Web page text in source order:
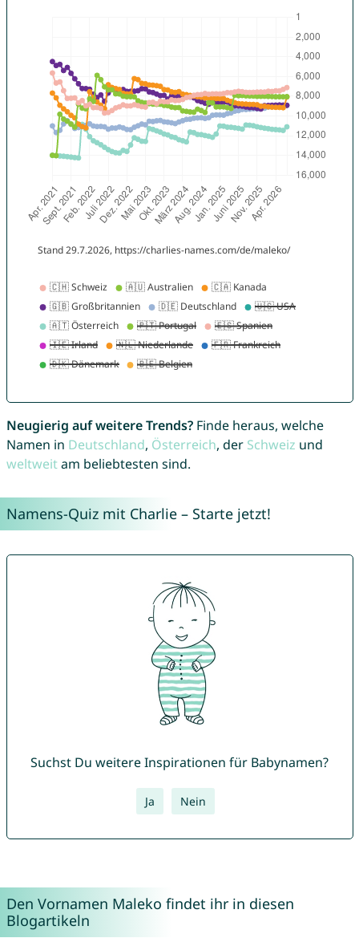
Neugierig auf weitere Trends?Finde heraus, welche
Namen in Deutschland, Österreich, der Schweiz und
weltweitam beliebtesten sind.
Namens-Quiz mit Charlie – Starte jetzt!
Suchst Du weitere Inspirationen für Babynamen?
Ja Nein
Den Vornamen Maleko findet ihr in diesen
Blogartikeln